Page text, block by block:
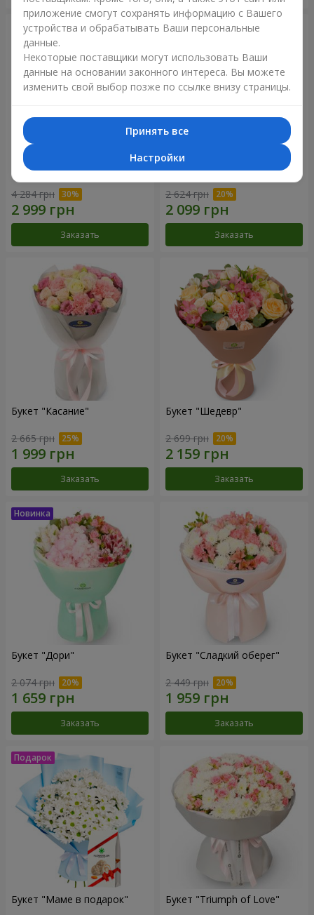
Букет "Your Smile"
4 284 грн
Заказать
Букет "Прикосновение
2 624 грн
Заказать
Букет "Касание"
2 665 грн
Заказать
Букет "Шедевр"
2 699 грн
Заказать
Букет "Дори"
2 074 грн
Заказать
Букет "Сладкий оберег"
2 449 грн
Заказать
Букет "Маме в подарок" Букет "Triumph of Love"
приложение смогут сохранять информацию с Вашего
устройства и обрабатывать Ваши персональные
данные.
Некоторые поставщики могут использовать Ваши
данные на основании законного интереса. Вы можете
изменить свой выбор позже по ссылке внизу страницы.
Принять все
Настройки